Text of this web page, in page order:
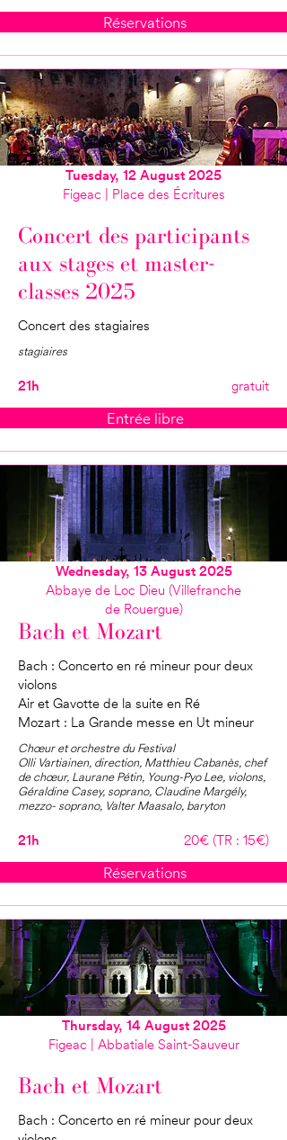
Réservations
Concert des participants
aux stages et master-
classes 2025
Concert des stagiaires
stagiaires
21h gratuit
Entrée libre
Tuesday, 12 August 2025
Figeac | Place des Écritures
Bach et Mozart
Bach : Concerto en ré mineur pour deux
violons
Air et Gavotte de la suite en Ré
Mozart : La Grande messe en Ut mineur
Chœur et orchestre du Festival
Olli Vartiainen, direction, Matthieu Cabanès, chef
de chœur, Laurane Pétin, Young-Pyo Lee, violons,
Géraldine Casey, soprano, Claudine Margély,
mezzo- soprano, Valter Maasalo, baryton
21h 20€ (TR : 15€)
Réservations
Wednesday, 13 August 2025
Abbaye de Loc Dieu (Villefranche
de Rouergue)
Bach et Mozart
Bach : Concerto en ré mineur pour deux
Thursday, 14 August 2025
Figeac | Abbatiale Saint-Sauveur